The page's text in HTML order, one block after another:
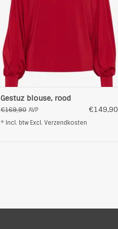
van een zachte en rekbare stof die
TOEVOEGEN AAN WINKELWAGEN
Gestuz blouse, rood
€169,90 AVP €149,90
* Incl. btw Excl. Verzendkosten